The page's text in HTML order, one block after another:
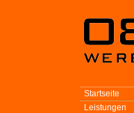
Startseite
Leistungen